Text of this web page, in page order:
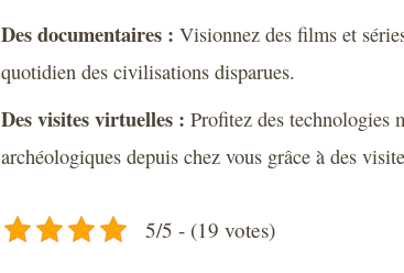
Des documentaires : Visionnez des films et
quotidien des civilisations disparues.
Des visites virtuelles : Profitez des technologies
archéologiques depuis chez vous grâce à des
5/5 - (19 votes)